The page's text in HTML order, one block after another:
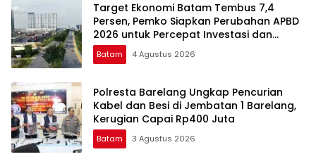
Target Ekonomi Batam Tembus 7,4
Persen, Pemko Siapkan Perubahan APBD
2026 untuk Percepat Investasi dan
Infrastruktur
Batam 4 Agustus 2026
Polresta Barelang Ungkap Pencurian
Kabel dan Besi di Jembatan 1 Barelang,
Kerugian Capai Rp400 Juta
Batam 3 Agustus 2026